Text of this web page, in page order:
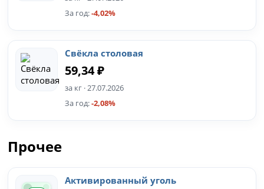
За год:-4,02%
Свёкла столовая
59,34 ₽
за кг · 27.07.2026
За год:-2,08%
Прочее
Активированный уголь